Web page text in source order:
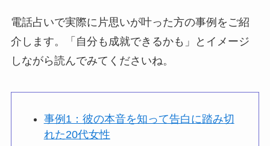
電話占いで実際に片思いが叶った方の事例をご紹
介します。「自分も成就できるかも」とイメージ
しながら読んでみてくださいね。
事例1：彼の本音を知って告白に踏み切
れた20代女性